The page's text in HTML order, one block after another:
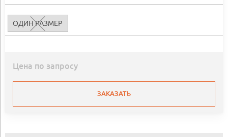
ОДИН РАЗМЕР
Цена по запросу
ЗАКАЗАТЬ